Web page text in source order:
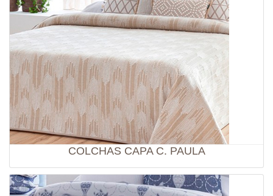
COLCHAS CAPA C. PAULA